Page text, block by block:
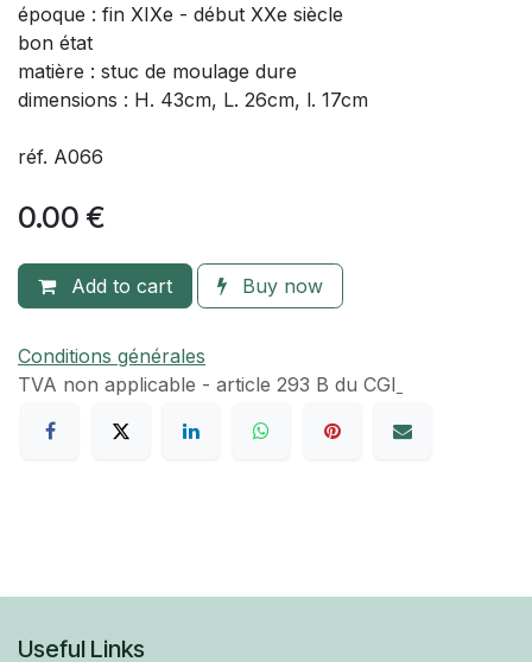
époque : fin XIXe - début XXe siècle
bon état
matière : stuc de moulage dure
dimensions : H. 43cm, L. 26cm, l. 17cm
réf. A066
0.00 €
Add to cart Buy now
Conditions générales
TVA​ non applicable - article 293 B du CGI
Useful Links